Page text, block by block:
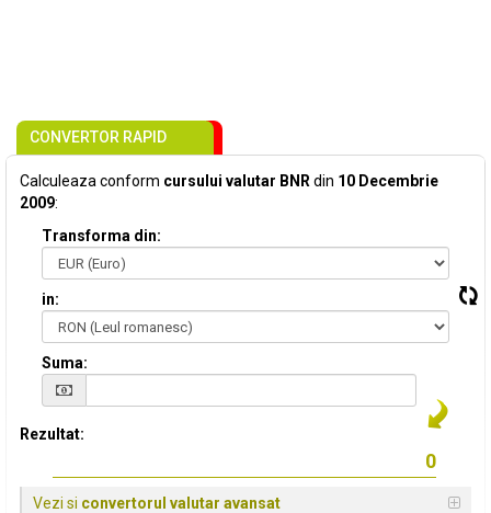
CONVERTOR RAPID
Calculeaza conform cursului valutar BNR din 10 Decembrie
2009:
Transforma din:
in:
Suma:
Rezultat:
Vezi si convertorul valutar avansat